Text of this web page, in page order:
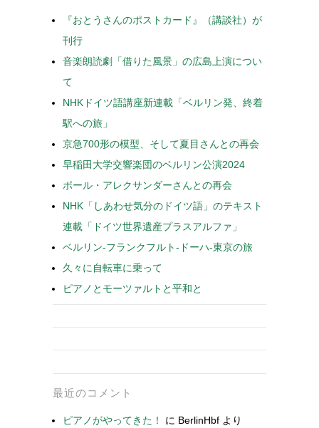
『おとうさんのポストカード』（講談社）が
刊行
音楽朗読劇「借りた風景」の広島上演につい
て
NHKドイツ語講座新連載「ベルリン発、終着
駅への旅」
京急700形の模型、そして夏目さんとの再会
早稲田大学交響楽団のベルリン公演2024
ポール・アレクサンダーさんとの再会
NHK「しあわせ気分のドイツ語」のテキスト
連載「ドイツ世界遺産プラスアルファ」
ベルリン-フランクフルト-ドーハ-東京の旅
久々に自転車に乗って
ピアノとモーツァルトと平和と
最近のコメント
ピアノがやってきた！ に BerlinHbf より